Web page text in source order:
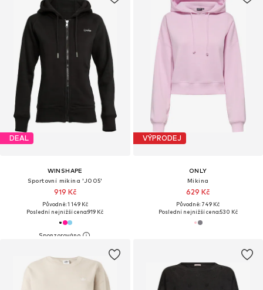
DEAL
WINSHAPE
Sportovní mikina 'J005'
919 Kč
Původně: 1 149 Kč
Poslední nejnižší cena:919 Kč
VÝPRODEJ
ONLY
Mikina
629 Kč
Původně: 749 Kč
Poslední nejnižší cena:530 Kč